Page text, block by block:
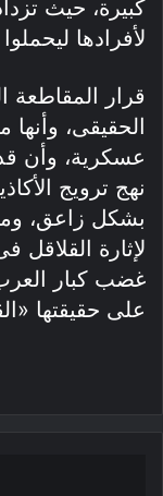
كبيرة، حيث
لأفرادها
قرار المقاطعة
الحقيقى،
عسكرية، وأن
نهج ترويج
بشكل زاعق،
لإثارة القلاقل
غضب كبار
على حقيقتها